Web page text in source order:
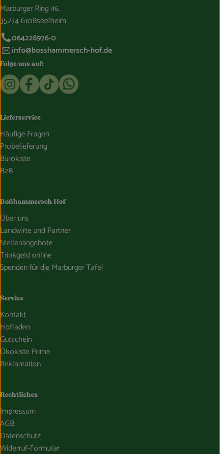
Marburger Ring 46,
35274 Großseelheim
064228976-0
info@bosshammersch-hof.de
Folge uns auf:
Externer Link zu https://www.instagram.com/
Externer Link zu https://www.facebook.com/
Externer Link zu https://www.tiktok.com/
Externer Link zu https://whatsapp.com/
Lieferservice
Häufige Fragen
Probelieferung
Bürokiste
B2B
Boßhammersch Hof
Über uns
Landwirte und Partner
Stellenangebote
Trinkgeld online
Spenden für die Marburger Tafel
Service
Kontakt
Hofladen
Gutschein
Ökokiste Prime
Reklamation
Rechtliches
Impressum
AGB
Datenschutz
Widerruf-Formular